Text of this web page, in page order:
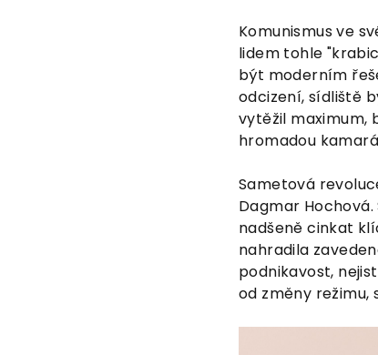
Komunismus ve
lidem tohle
být moderním
odcizení, sídliště
vytěžil maximum,
hromadou
Sametová
Dagmar
nadšeně cinkat
nahradila
podnikavost,
od změny režimu,